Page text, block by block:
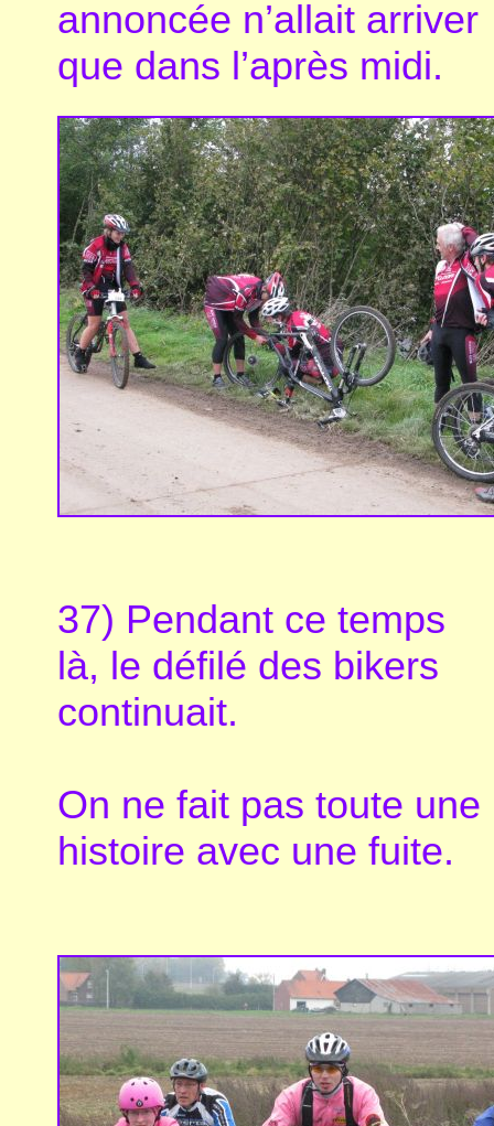
annoncée n’allait arriver
que dans l’après midi.
37) Pendant ce temps
là, le défilé des bikers
continuait.
On ne fait pas toute une
histoire avec une fuite.